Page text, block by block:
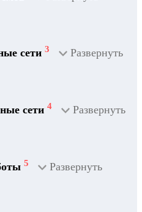
сети 3 Развернуть
сети 4 Развернуть
5 Развернуть